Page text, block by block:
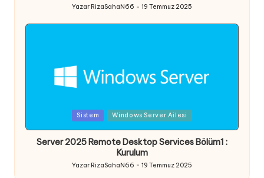
Posted
by
Yazar RizaSahaN66 19 Temmuz 2025
Sistem Windows Server Ailesi
Server 2025 Remote Desktop Services Bölüm1 :
Kurulum
Posted
Yazar RizaSahaN66 19 Temmuz 2025